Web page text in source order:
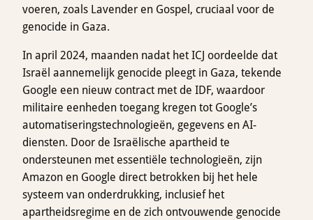
voeren, zoals Lavender en Gospel, cruciaal voor de
genocide in Gaza.
In april 2024, maanden nadat het ICJ oordeelde dat
Israël aannemelijk genocide pleegt in Gaza, tekende
Google een nieuw contract met de IDF, waardoor
militaire eenheden toegang kregen tot Google’s
automatiseringstechnologieën, gegevens en AI-
diensten. Door de Israëlische apartheid te
ondersteunen met essentiële technologieën, zijn
Amazon en Google direct betrokken bij het hele
systeem van onderdrukking, inclusief het
apartheidsregime en de zich ontvouwende genocide